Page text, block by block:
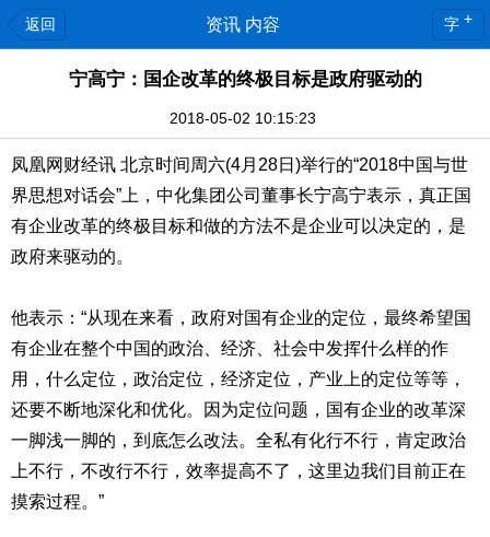
返回 资讯 内容 字 +
宁高宁：国企改革的终极目标是政府驱动的
2018-05-02 10:15:23
凤凰网财经讯 北京时间周六(4月28日)举行的“2018中国与世
界思想对话会”上，中化集团公司董事长宁高宁表示，真正国
有企业改革的终极目标和做的方法不是企业可以决定的，是
政府来驱动的。
他表示：“从现在来看，政府对国有企业的定位，最终希望国
有企业在整个中国的政治、经济、社会中发挥什么样的作
用，什么定位，政治定位，经济定位，产业上的定位等等，
还要不断地深化和优化。因为定位问题，国有企业的改革深
一脚浅一脚的，到底怎么改法。全私有化行不行，肯定政治
上不行，不改行不行，效率提高不了，这里边我们目前正在
摸索过程。”